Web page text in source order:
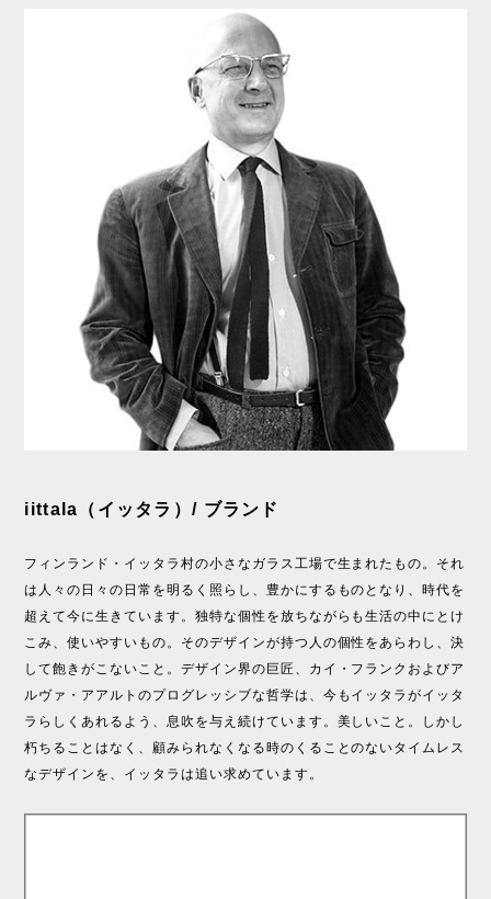
iittala（イッタラ）/ ブランド
フィンランド・イッタラ村の小さなガラス工場で生まれたもの。それ
は人々の日々の日常を明るく照らし、豊かにするものとなり、時代を
超えて今に生きています。独特な個性を放ちながらも生活の中にとけ
こみ、使いやすいもの。そのデザインが持つ人の個性をあらわし、決
して飽きがこないこと。デザイン界の巨匠、カイ・フランクおよびア
ルヴァ・アアルトのプログレッシブな哲学は、今もイッタラがイッタ
ラらしくあれるよう、息吹を与え続けています。美しいこと。しかし
朽ちることはなく、顧みられなくなる時のくることのないタイムレス
なデザインを、イッタラは追い求めています。